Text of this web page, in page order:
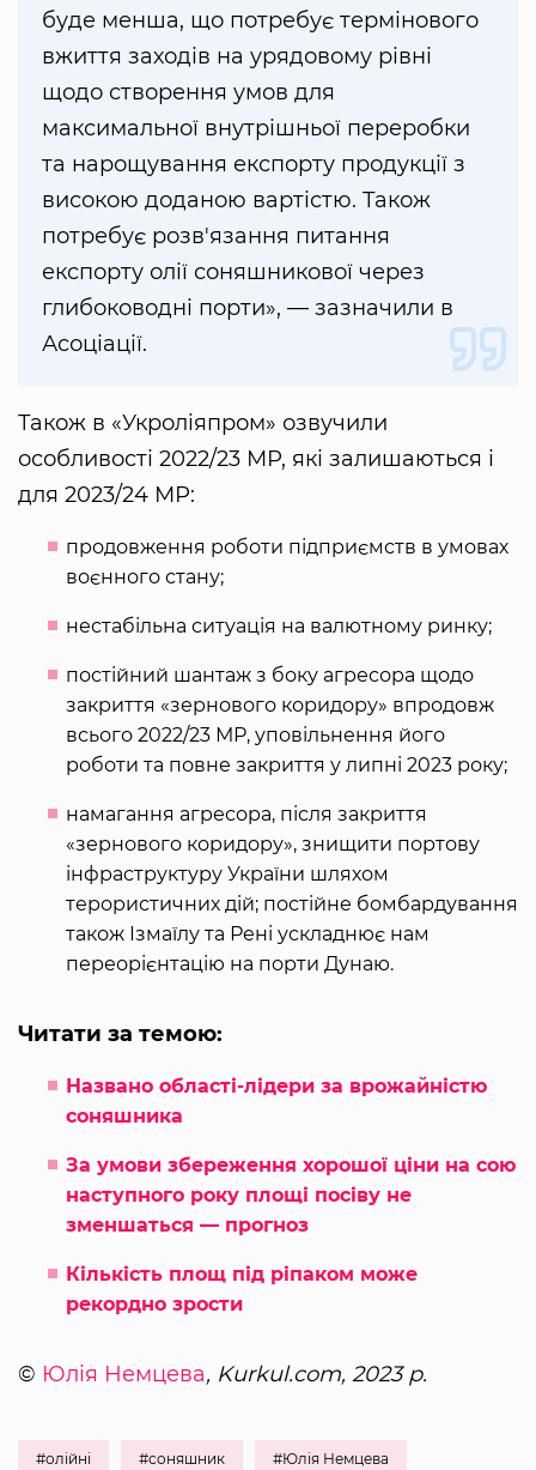
буде менша, що потребує термінового
вжиття заходів на урядовому рівні
щодо створення умов для
максимальної внутрішньої переробки
та нарощування експорту продукції з
високою доданою вартістю. Також
потребує розв'язання питання
експорту олії соняшникової через
глибоководні порти», — зазначили в
Асоціації.
Також в «Укроліяпром» озвучили
особливості 2022/23 МР, які залишаються і
для 2023/24 МР:
продовження роботи підприємств в умовах
воєнного стану;
нестабільна ситуація на валютному ринку;
постійний шантаж з боку агресора щодо
закриття «зернового коридору» впродовж
всього 2022/23 МР, уповільнення його
роботи та повне закриття у липні 2023 року;
намагання агресора, після закриття
«зернового коридору», знищити портову
інфраструктуру України шляхом
терористичних дій; постійне бомбардування
також Ізмаїлу та Рені ускладнює нам
переорієнтацію на порти Дунаю.
Читати за темою:
Названо області-лідери за врожайністю
соняшника
За умови збереження хорошої ціни на сою
наступного року площі посіву не
зменшаться — прогноз
Кількість площ під ріпаком може
рекордно зрости
© Юлія Немцева, Kurkul.com, 2023 р.
#олійні #соняшник #Юлія Немцева